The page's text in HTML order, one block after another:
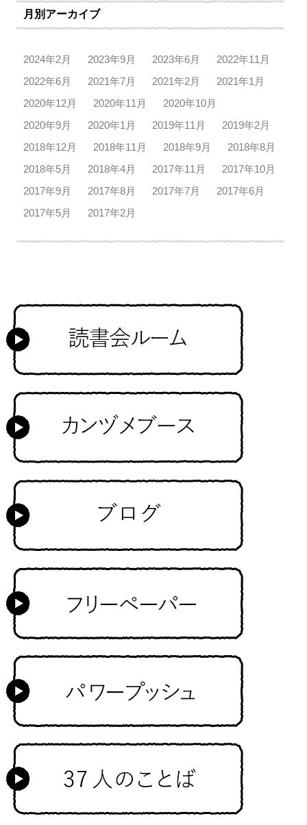
月別アーカイブ
2024年2月 2023年9月 2023年6月
2022年11月
2022年6月
2021年7月 2021年2月
2021年1月
2020年12月
2020年11月
2020年10月
2020年9月
2020年1月 2019年11月
2019年2月
2018年12月
2018年11月 2018年9月
2018年8月
2018年5月
2018年4月 2017年11月
2017年10月
2017年9月
2017年8月 2017年7月
2017年6月
2017年5月
2017年2月